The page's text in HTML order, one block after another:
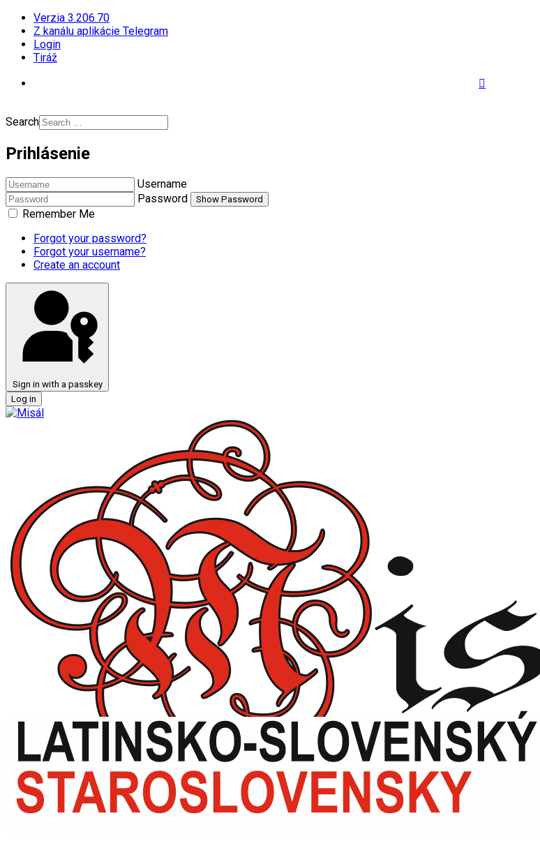
Verzia 3.206.70
Z kanálu aplikácie Telegram
Login
Tiráž
Search
Prihlásenie
Username
Password
Show Password
Remember Me
Forgot your password?
Forgot your username?
Create an account
Sign in with a passkey
Log in